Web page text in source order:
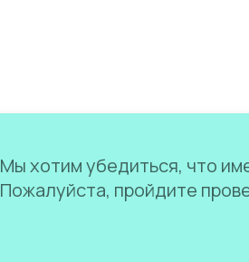
Мы хотим убедиться, что
Пожалуйста, пройдите